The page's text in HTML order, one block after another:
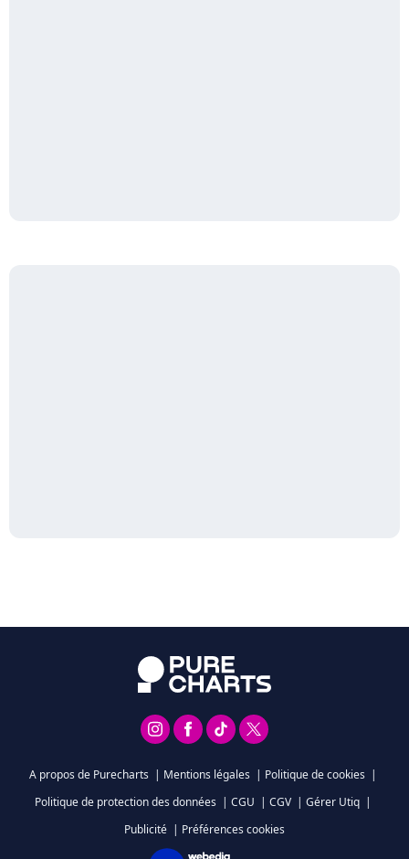
A propos de Purecharts | Mentions légales | Politique de cookies |
Politique de protection des données | CGU | CGV | Gérer Utiq |
Publicité | Préférences cookies